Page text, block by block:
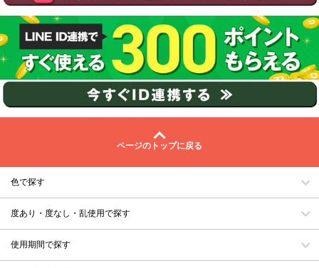
ページのトップに戻る
色で探す
度あり・度なし・乱使用で探す
使用期間で探す